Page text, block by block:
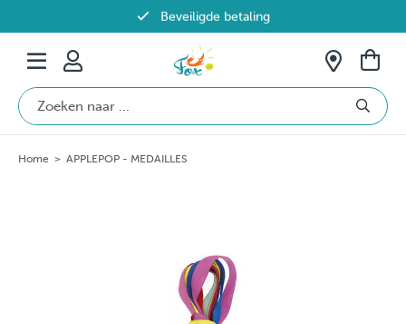
Beveiligde betaling
Gratis verzending vanaf €69 in België
Home > APPLEPOP - MEDAILLES